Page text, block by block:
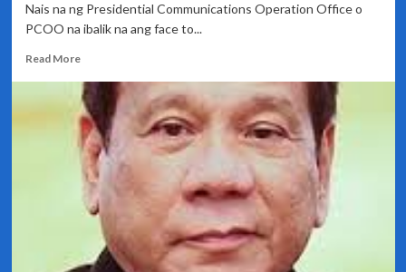
Nais na ng Presidential Communications Operation Office o
PCOO na ibalik na ang face to...
Read MoreRead
about
Face
to
face
media
coverage
Malakanyang
inirekomenda
ng